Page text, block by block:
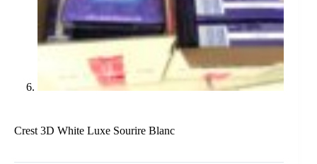
Crest 3D White Luxe Sourire Blanc